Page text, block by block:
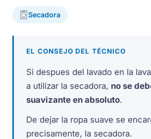
Secadora
EL CONSEJO DEL TÉCNICO
Si despues del lavado en la
a utilizar la secadora, no se
suavizante en absoluto.
De dejar la ropa suave se
precisamente, la secadora.